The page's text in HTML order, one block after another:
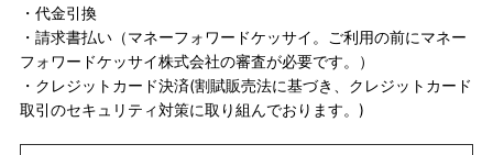
・代金引換
・請求書払い（マネーフォワードケッサイ。ご利用の前にマネー
フォワードケッサイ株式会社の審査が必要です。）
・クレジットカード決済(割賦販売法に基づき、クレジットカード
取引のセキュリティ対策に取り組んでおります。)